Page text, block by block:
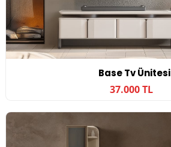
Base Tv Ünitesi
37.000 TL